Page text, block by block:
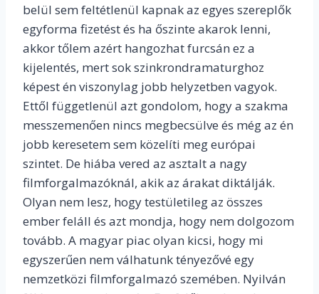
belül sem feltétlenül kapnak az egyes szereplők
egyforma fizetést és ha őszinte akarok lenni,
akkor tőlem azért hangozhat furcsán ez a
kijelentés, mert sok szinkrondramaturghoz
képest én viszonylag jobb helyzetben vagyok.
Ettől függetlenül azt gondolom, hogy a szakma
messzemenően nincs megbecsülve és még az én
jobb keresetem sem közelíti meg európai
szintet. De hiába vered az asztalt a nagy
filmforgalmazóknál, akik az árakat diktálják.
Olyan nem lesz, hogy testületileg az összes
ember feláll és azt mondja, hogy nem dolgozom
tovább. A magyar piac olyan kicsi, hogy mi
egyszerűen nem válhatunk tényezővé egy
nemzetközi filmforgalmazó szemében. Nyilván